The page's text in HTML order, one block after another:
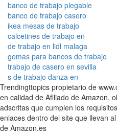
banco de trabajo plegable
banco de trabajo casero
ikea mesas de trabajo
calcetines de trabajo en
de trabajo en lidl malaga
gomas para bancos de trabajo
trabajo de casero en sevilla
s de trabajo danza en
Trendingttopics propietario de
en calidad de Afiliado de Amazon,
adscritas que cumplen los
enlaces dentro del site que llevan
de Amazon.es